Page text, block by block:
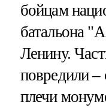
бойцам
батальона
Ленину.
повредили
плечи